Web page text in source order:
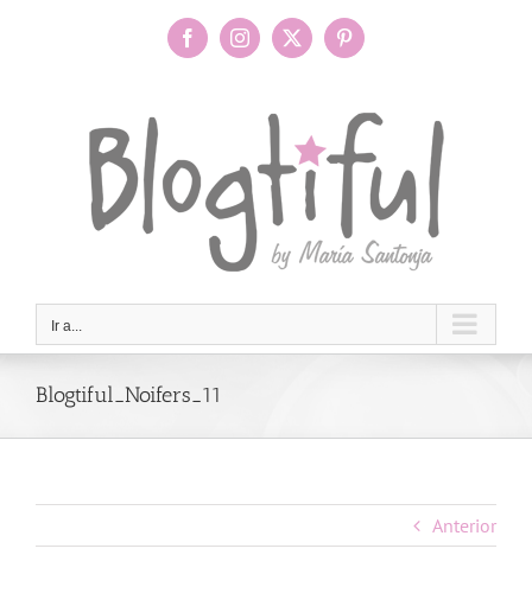
FacebookInstagram
X Pinterest
Ir a...
Blogtiful_Noifers_11
Anterior